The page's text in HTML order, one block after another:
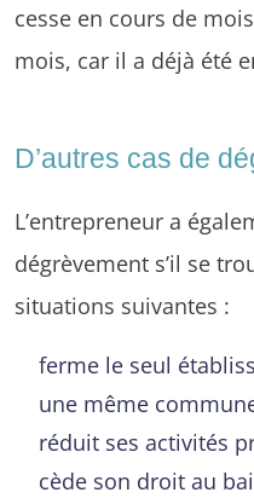
cesse en cours de
mois, car il a déjà été
D’autres cas de
L’entrepreneur a
dégrèvement s’il se
situations suivantes :
ferme le seul
une même
réduit ses activités
cède son droit au